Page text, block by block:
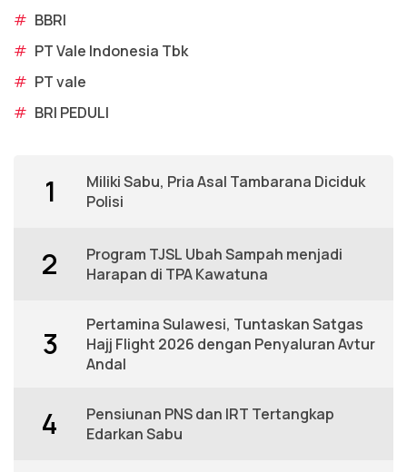
# BBRI
# PT Vale Indonesia Tbk
# PT vale
# BRI PEDULI
1
Miliki Sabu, Pria Asal Tambarana Diciduk
Polisi
2
Program TJSL Ubah Sampah menjadi
Harapan di TPA Kawatuna
3
Pertamina Sulawesi, Tuntaskan Satgas
Hajj Flight 2026 dengan Penyaluran Avtur
Andal
4
Pensiunan PNS dan IRT Tertangkap
Edarkan Sabu